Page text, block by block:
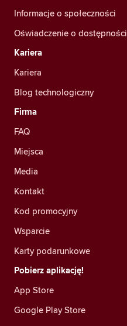
Informacje o społeczności
Oświadczenie o dostępności
Kariera
Kariera
Blog technologiczny
Firma
FAQ
Miejsca
Media
Kontakt
Kod promocyjny
Wsparcie
Karty podarunkowe
Pobierz aplikację!
App Store
Google Play Store